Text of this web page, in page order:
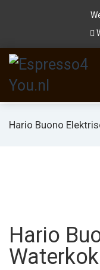
Hario Buono
Hario